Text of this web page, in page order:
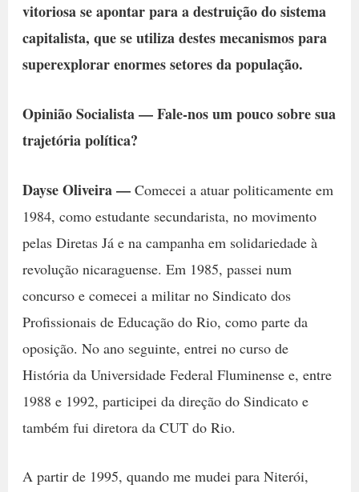
vitoriosa se apontar para a destruição do sistema
capitalista, que se utiliza destes mecanismos para
superexplorar enormes setores da população.
Opinião Socialista — Fale-nos um pouco sobre sua
trajetória política?
Dayse Oliveira — Comecei a atuar politicamente em
1984, como estudante secundarista, no movimento
pelas Diretas Já e na campanha em solidariedade à
revolução nicaraguense. Em 1985, passei num
concurso e comecei a militar no Sindicato dos
Profissionais de Educação do Rio, como parte da
oposição. No ano seguinte, entrei no curso de
História da Universidade Federal Fluminense e, entre
1988 e 1992, participei da direção do Sindicato e
também fui diretora da CUT do Rio.
A partir de 1995, quando me mudei para Niterói,